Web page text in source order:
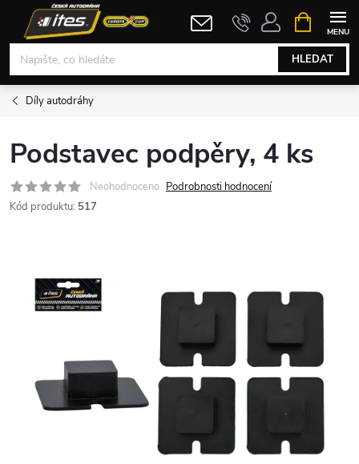
obsah
HLEDAT
NÁKUPNÍ
KOŠÍK
Díly autodráhy
Podstavec podpěry, 4 ks
Neohodnoceno Podrobnosti hodnocení
Kód produktu: 517